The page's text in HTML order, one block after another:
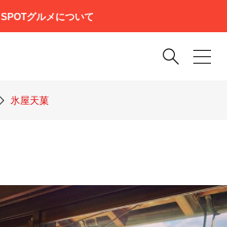
SPOTグルメについて

氷屋天菓